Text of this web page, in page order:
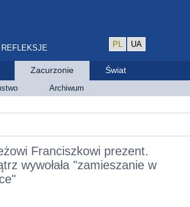
PL UA
Zacurzonie Świat
Archiwum
Franciszkowi prezent.
wywołała "zamieszanie w